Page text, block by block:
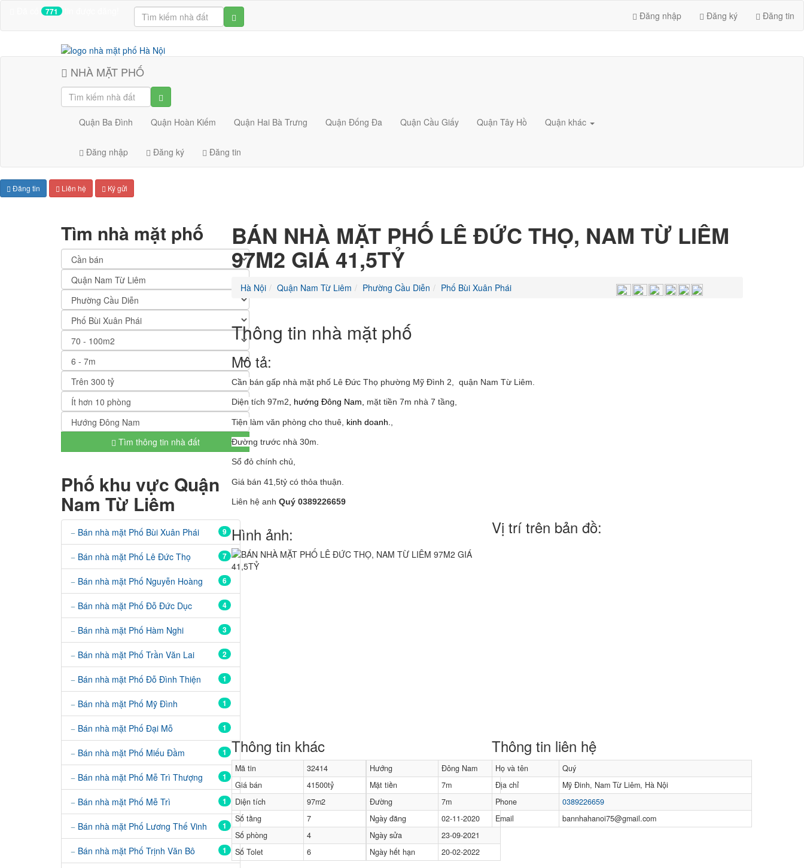
771 Đăng nhập Đăng ký Đăng tin
NHÀ MẶT PHỐ
Quận Ba Đình Quận Hoàn Kiếm Quận Hai Bà Trưng Quận Đống Đa Quận Cầu Giấy Quận Tây Hồ Quận khác
Đăng nhập Đăng ký Đăng tin
Đăng tin Liên hệ Ký gửi
Tìm nhà mặt phố
Tìm thông tin nhà đất
Phố khu vực Quận
Nam Từ Liêm
9
Bán nhà mặt Phố Bùi Xuân Phái
7
Bán nhà mặt Phố Lê Đức Thọ
6
Bán nhà mặt Phố Nguyễn Hoàng
4
Bán nhà mặt Phố Đỗ Đức Dục
3
Bán nhà mặt Phố Hàm Nghi
2
Bán nhà mặt Phố Trần Văn Lai
1
Bán nhà mặt Phố Đỗ Đình Thiện
1
Bán nhà mặt Phố Mỹ Đình
1
Bán nhà mặt Phố Đại Mỗ
1
Bán nhà mặt Phố Miếu Đầm
1
Bán nhà mặt Phố Mễ Trì Thượng
1
Bán nhà mặt Phố Mễ Trì
1
Bán nhà mặt Phố Lương Thế Vinh
1
Bán nhà mặt Phố Trịnh Văn Bô
BÁN NHÀ MẶT PHỐ LÊ ĐỨC THỌ, NAM TỪ LIÊM
97M2 GIÁ 41,5TỶ
Hà Nội Quận Nam Từ Liêm Phường Cầu Diễn Phố Bùi Xuân Phái
Thông tin nhà mặt phố
Mô tả:
Cần bán gấp nhà mặt phố Lê Đức Thọ phường Mỹ Đình 2, quận Nam Từ Liêm.
Diện tích 97m2, hướng Đông Nam, mặt tiền 7m nhà 7 tầng,
Tiện làm văn phòng cho thuê, kinh doanh.
Đường trước nhà 30m.
Sổ đỏ chính chủ,
Giá bán 41,5tỷ có thỏa thuận.
Liên hệ anh Quý 0389226659
Hình ảnh: Vị trí trên bản đồ:
Thông tin khác
Mã tin
32414
Giá bán
41500tỷ
Diện tích
97m2
Số tầng
7
Số phòng
4
Số Tolet
6
Hướng
Đông Nam
Mặt tiền
7m
Đường
7m
Ngày đăng
02-11-2020
Ngày sửa
23-09-2021
Ngày hết hạn
20-02-2022
Thông tin liên hệ
Họ và tên
Quý
Địa chỉ
Mỹ Đinh, Nam Từ Liêm, Hà Nội
Phone
0389226659
Email
bannhahanoi75@gmail.com